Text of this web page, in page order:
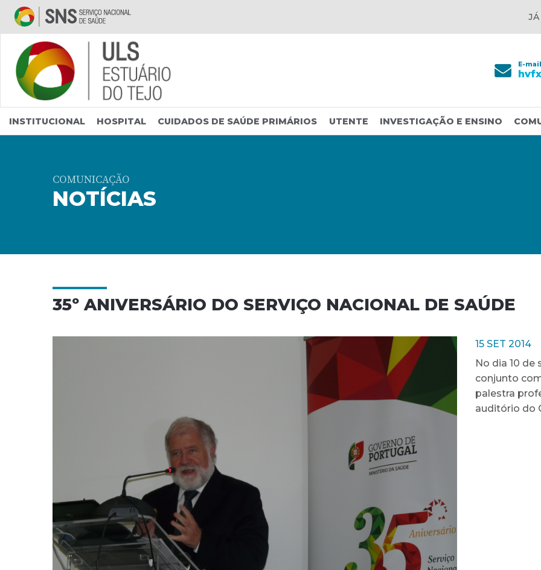
Saltar para conteúdo principal
JÁ
E-mail
INSTITUCIONAL HOSPITAL CUIDADOS DE SAÚDE PRIMÁRIOS UTENTE INVESTIGAÇÃO E ENSINO
COMUNICAÇÃO
NOTÍCIAS
35º ANIVERSÁRIO DO SERVIÇO NACIONAL DE SAÚDE
15 SET 2014
No dia 10 de
conjunto
palestra
auditório do